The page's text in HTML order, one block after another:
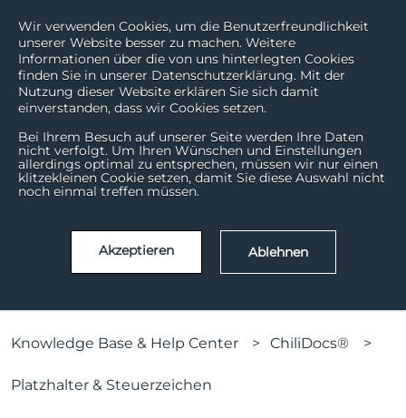
Wir verwenden Cookies, um die Benutzerfreundlichkeit
unserer Website besser zu machen. Weitere
Informationen über die von uns hinterlegten Cookies
finden Sie in unserer Datenschutzerklärung. Mit der
Nutzung dieser Website erklären Sie sich damit
einverstanden, dass wir Cookies setzen.
Bei Ihrem Besuch auf unserer Seite werden Ihre Daten
nicht verfolgt. Um Ihren Wünschen und Einstellungen
allerdings optimal zu entsprechen, müssen wir nur einen
klitzekleinen Cookie setzen, damit Sie diese Auswahl nicht
noch einmal treffen müssen.
Akzeptieren Ablehnen
Wie können wir helfen?
Es gibt keine Vorschläge, da das Suchfeld leer ist.
Knowledge Base & Help Center ChiliDocs®
Platzhalter & Steuerzeichen